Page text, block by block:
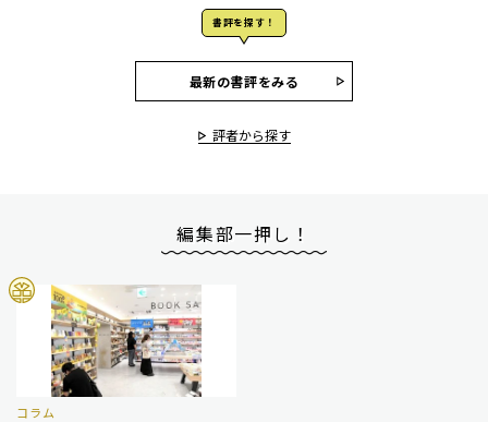
書評を探す！
最新の書評をみる
評者から探す
編集部一押し！
コラム